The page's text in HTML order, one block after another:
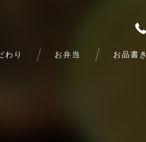
わり お弁当 お品書き